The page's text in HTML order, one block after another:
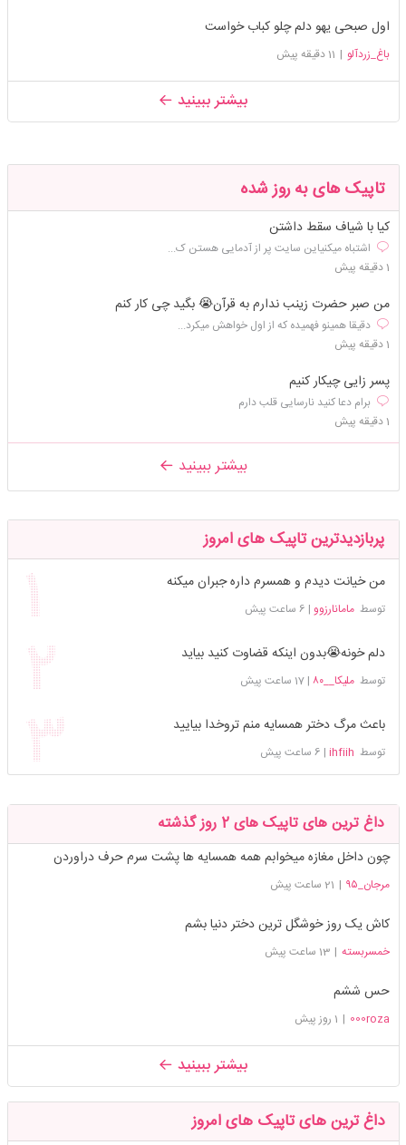
اول صبحی یهو دلم چلو کباب خواست
باغ_زردآلو | 11 دقیقه پیش
بیشتر ببینید
تاپیک های به روز شده
کیا با شیاف سقط داشتن
اشتباه میکنیاین سایت پر از آدمایی هستن ک...
1 دقیقه پیش
من صبر حضرت زینب ندارم به قرآن😭 بگید چی کار کنم
دقیقا همینو فهمیده که از اول خواهش میکرد...
1 دقیقه پیش
پسر زایی چیکار کنیم
برام دعا کنید نارسایی قلب دارم
1 دقیقه پیش
بیشتر ببینید
پربازدیدترین تاپیک های امروز
من خیانت دیدم و همسرم داره جبران میکنه
توسطمامانارزوو | 6 ساعت پیش
دلم خونه😭بدون اینکه قضاوت کنید بیاید
توسطملیکا__۸۰ |17 ساعت پیش
باعث مرگ دختر همسایه منم تروخدا بیایید
توسط ihfiih
| 6 ساعت پیش
داغ ترین های تاپیک های 2 روز گذشته
چون داخل مغازه میخوابم همه همسایه ها پشت سرم حرف دراوردن
مرجان_۹۵ | 21 ساعت پیش
کاش یک روز خوشگل ترین دختر دنیا بشم
خمسربسته | 13 ساعت پیش
حس ششم
000roza
| 1 روز پیش
بیشتر ببینید
داغ ترین های تاپیک های امروز